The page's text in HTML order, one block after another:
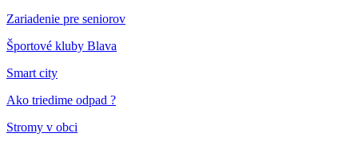
Zariadenie pre seniorov
Športové kluby Blava
Smart city
Ako triedime odpad ?
Stromy v obci